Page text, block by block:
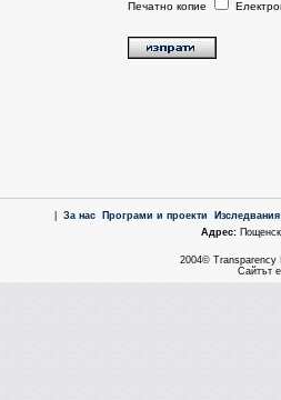
Печатно копие
За нас Програми и проекти
Aдрес:
2004© Transparency
Сайтът